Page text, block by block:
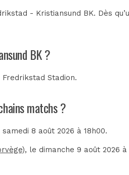
- Kristiansund BK. Dès
BK ?
Fredrikstad Stadion.
matchs ?
samedi 8 août 2026 à 18h00.
, le dimanche 9 août 2026 à